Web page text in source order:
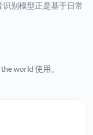
别模型正是基于日常
world 使用。